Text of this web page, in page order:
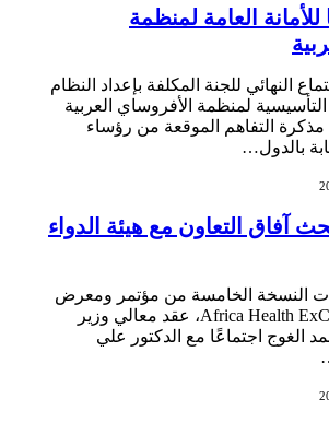
للأمانة العامة لمنظمة
النهائي للجنة المكلفة بإعداد النظام
لمنظمة الأفروساي العربية
التفاهم الموقعة من رؤساء
بالدول…
آفاق التعاون مع هيئة الدواء
النسخة الخامسة من مؤتمر ومعرض
إفريقيا الصحي Africa Health ExCon، عقد معالي وزير
الغوج اجتماعًا مع الدكتور علي